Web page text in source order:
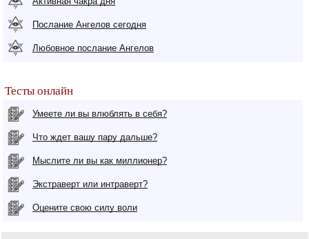
Послание Ангелов сегодня
Любовное послание Ангелов
Тесты онлайн
Умеете ли вы влюблять в себя?
Что ждет вашу пару дальше?
Мыслите ли вы как миллионер?
Экстраверт или интраверт?
Оцените свою силу воли